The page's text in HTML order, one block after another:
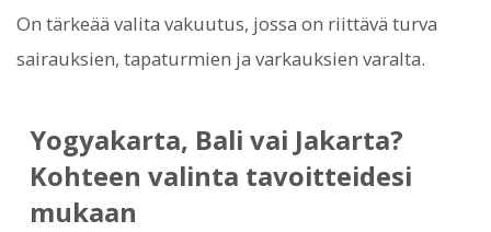
On tärkeää valita vakuutus, jossa on riittävä turva
sairauksien, tapaturmien ja varkauksien varalta.
Yogyakarta, Bali vai Jakarta?
Kohteen valinta tavoitteidesi
mukaan